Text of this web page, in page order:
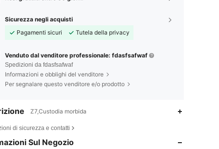
Sicurezza negli acquisti
Pagamenti sicuri
Tutela della privacy
Venduto dal venditore professionale: fdasfsafwaf
Spedizioni da fdasfsafwaf
Informazioni e obblighi del venditore
Per segnalare questo venditore e/o prodotto
Z7,Custodia morbida
di sicurezza e contatti
Sul Negozio
4.70 1